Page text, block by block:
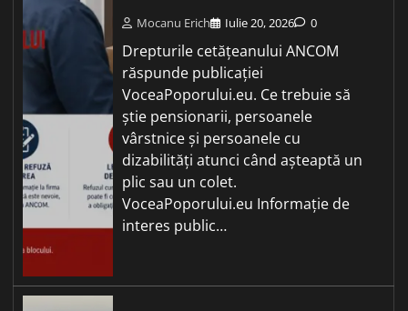
Mocanu Erich Iulie 20, 2026 0
Drepturile cetățeanului ANCOM
răspunde publicației
VoceaPoporului.eu. Ce trebuie să
știe pensionarii, persoanele
vârstnice și persoanele cu
dizabilități atunci când așteaptă un
plic sau un colet.
VoceaPoporului.eu Informație de
interes public…